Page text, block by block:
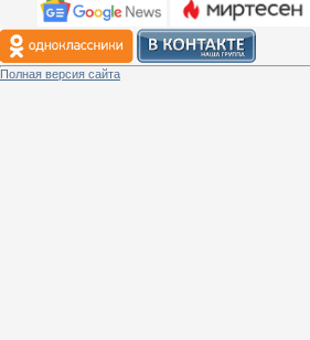
Полная версия сайта